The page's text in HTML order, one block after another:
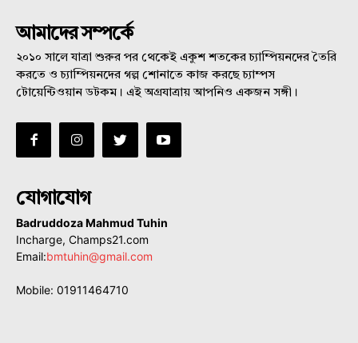
আমাদের সম্পর্কে
২০১০ সালে যাত্রা শুরুর পর থেকেই একুশ শতকের চ্যাম্পিয়নদের তৈরি
করতে ও চ্যাম্পিয়নদের গল্প শোনাতে কাজ করছে চ্যাম্পস
টোয়েন্টিওয়ান ডটকম। এই অগ্রযাত্রায় আপনিও একজন সঙ্গী।
যোগাযোগ
Badruddoza Mahmud Tuhin
Incharge, Champs21.com
Email:bmtuhin@gmail.com
Mobile: 01911464710